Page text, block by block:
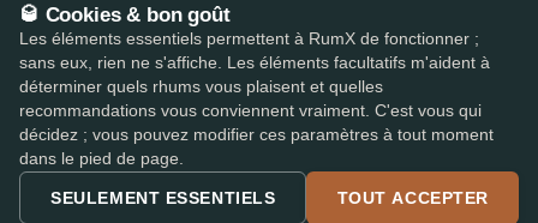
© 2026 RumX
RumX® est une marque de l'Union européenne enregistrée (EUTM n° 018407164).
Mentions légales Politique de confidentialité
Préférences en matière de cookiesConditions générales
🥃 Cookies & bon goût
Les éléments essentiels permettent à RumX de fonctionner ;
sans eux, rien ne s'affiche. Les éléments facultatifs m'aident à
déterminer quels rhums vous plaisent et quelles
recommandations vous conviennent vraiment. C'est vous qui
décidez ; vous pouvez modifier ces paramètres à tout moment
dans le pied de page.
SEULEMENT ESSENTIELS TOUT ACCEPTER